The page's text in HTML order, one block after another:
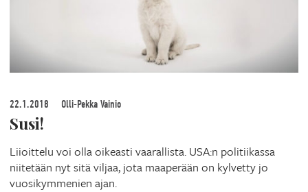
22.1.2018 Olli-Pekka Vainio
Susi!
Liioittelu voi olla oikeasti vaarallista. USA:n politiikassa
niitetään nyt sitä viljaa, jota maaperään on kylvetty jo
vuosikymmenien ajan.